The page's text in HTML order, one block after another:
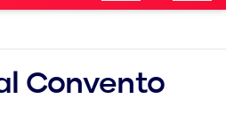
Convento